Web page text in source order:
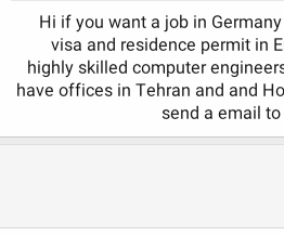
Hi if you want a job in
visa and residence permit in
highly skilled computer
have offices in Tehran and and
send a email to